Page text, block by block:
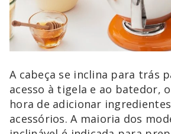
A cabeça se inclina para trás
acesso à tigela e ao batedor,
hora de adicionar
acessórios. A maioria dos